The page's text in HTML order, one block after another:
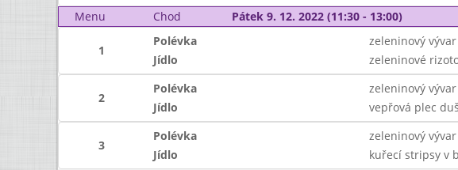
Menu
Chod Pátek 9. 12. 2022 (11:30 - 13:00)
1
Polévka zeleninový
Jídlo
zeleninové
2
Polévka zeleninový
Jídlo
vepřová plec
3
Polévka zeleninový
Jídlo
kuřecí stripsy v